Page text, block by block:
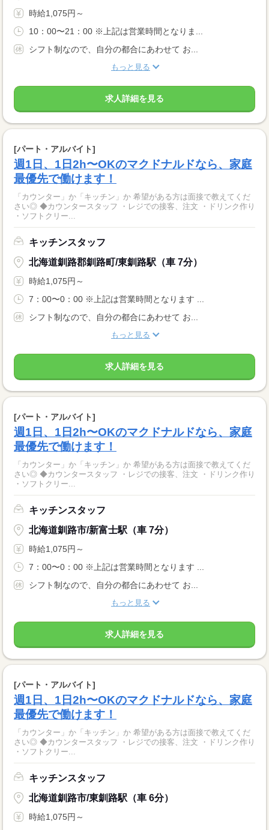
時給1,075円～
10：00〜21：00 ※上記は営業時間となりま...
シフト制なので、自分の都合にあわせて お...
もっと見る
求人詳細を見る
[パート・アルバイト]
週1日、1日2h〜OKのマクドナルドなら、家庭
最優先で働けます！
「カウンター」か「キッチン」か 希望がある方は面接で教えてくだ
さい◎ ◆カウンタースタッフ ・レジでの接客、注文 ・ドリンク作り
・ソフトクリー...
キッチンスタッフ
北海道釧路郡釧路町/東釧路駅（車 7分）
時給1,075円～
7：00〜0：00 ※上記は営業時間となります ...
シフト制なので、自分の都合にあわせて お...
もっと見る
求人詳細を見る
[パート・アルバイト]
週1日、1日2h〜OKのマクドナルドなら、家庭
最優先で働けます！
「カウンター」か「キッチン」か 希望がある方は面接で教えてくだ
さい◎ ◆カウンタースタッフ ・レジでの接客、注文 ・ドリンク作り
・ソフトクリー...
キッチンスタッフ
北海道釧路市/新富士駅（車 7分）
時給1,075円～
7：00〜0：00 ※上記は営業時間となります ...
シフト制なので、自分の都合にあわせて お...
もっと見る
求人詳細を見る
[パート・アルバイト]
週1日、1日2h〜OKのマクドナルドなら、家庭
最優先で働けます！
「カウンター」か「キッチン」か 希望がある方は面接で教えてくだ
さい◎ ◆カウンタースタッフ ・レジでの接客、注文 ・ドリンク作り
・ソフトクリー...
キッチンスタッフ
北海道釧路市/東釧路駅（車 6分）
時給1,075円～